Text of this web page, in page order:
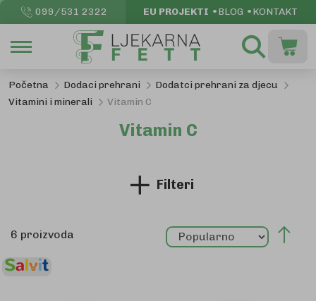
099/531 2322 EU PROJEKTI BLOG KONTAKT
Moja
Početna Dodaci prehrani
Dodatci prehrani za djecu
Vitamini i minerali
Vitamin C
Vitamin C
6 proizvoda
Filteri